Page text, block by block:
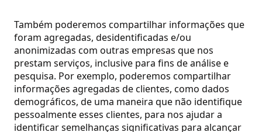
Também poderemos compartilhar informações que
foram agregadas, desidentificadas e/ou
anonimizadas com outras empresas que nos
prestam serviços, inclusive para fins de análise e
pesquisa. Por exemplo, poderemos compartilhar
informações agregadas de clientes, como dados
demográficos, de uma maneira que não identifique
pessoalmente esses clientes, para nos ajudar a
identificar semelhanças significativas para alcançar